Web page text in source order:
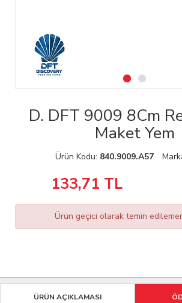
D. DFT 9009 8Cm
Maket Yem
Ürün Kodu: 840.9009.A57
133,71 TL
Ürün geçici olarak temin
ÜRÜN AÇIKLAMASI